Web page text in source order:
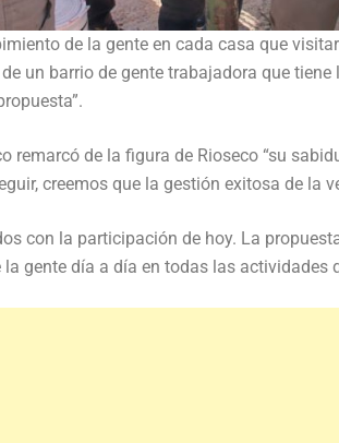
de la gente en cada casa que
un barrio de gente trabajadora que
remarcó de la figura de Rioseco “su
creemos que la gestión exitosa de la
con la participación de hoy. La
gente día a día en todas las actividades